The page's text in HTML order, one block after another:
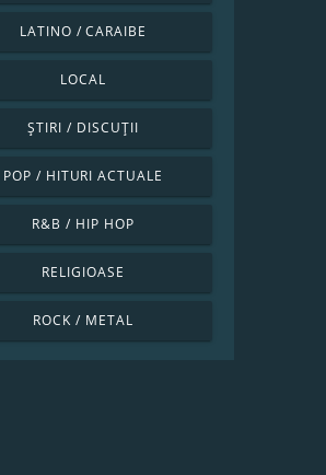
LATINO / CARAIBE
LOCAL
ȘTIRI / DISCUȚII
POP / HITURI ACTUALE
R&B / HIP HOP
RELIGIOASE
ROCK / METAL